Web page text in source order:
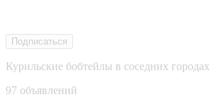
Подписаться
Курильские бобтейлы в соседних городах
97 объявлений